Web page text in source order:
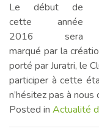
Le début de
cette année
2016 sera
marqué par la
porté par Juratri, le
participer à cette
n’hésitez pas à nous
Posted in Actualité